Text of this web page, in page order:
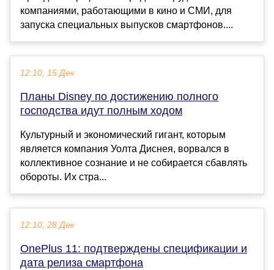
компаниями, работающими в кино и СМИ, для
запуска специальных выпусков смартфонов....
12:10, 15 Дек
Планы Disney по достижению полного
господства идут полным ходом
Культурный и экономический гигант, которым
является компания Уолта Диснея, ворвался в
коллективное сознание и не собирается сбавлять
обороты. Их стра...
12:10, 28 Дек
OnePlus 11: подтверждены спецификации и
дата релиза смартфона